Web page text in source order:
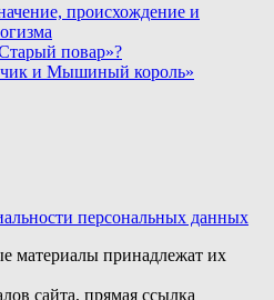
происхождение и
повар»?
и Мышиный король»
персональных данных
материалы принадлежат их
сайта, прямая ссылка